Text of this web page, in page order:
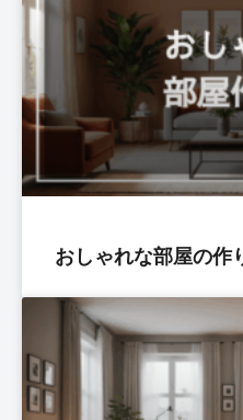
おしゃれな部屋の作